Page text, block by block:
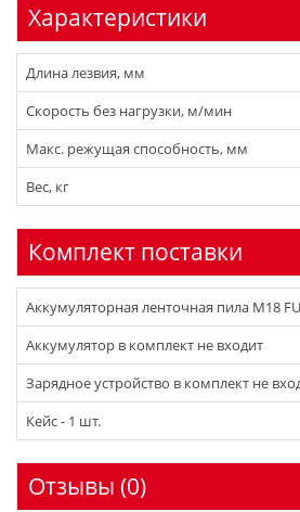
Характеристики
Длина лезвия, мм
Скорость без нагрузки, м/мин
Макс. режущая способность, мм
Вес, кг
Комплект поставки
Аккумуляторная ленточная пила M18
Аккумулятор в комплект не входит
Зарядное устройство в комплект не
Кейс - 1 шт.
Отзывы (0)